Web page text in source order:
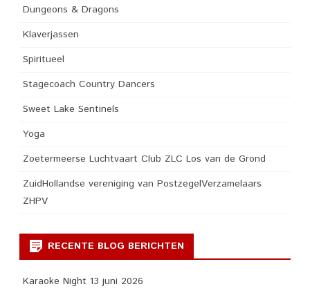
Dungeons & Dragons
Klaverjassen
Spiritueel
Stagecoach Country Dancers
Sweet Lake Sentinels
Yoga
Zoetermeerse Luchtvaart Club ZLC Los van de Grond
ZuidHollandse vereniging van PostzegelVerzamelaars
ZHPV
RECENTE BLOG BERICHTEN
Karaoke Night 13 juni 2026